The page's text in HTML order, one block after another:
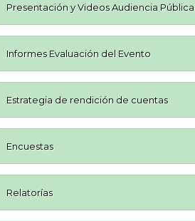
Presentación y Videos Audiencia Pública
Informes Evaluación del Evento
Estrategia de rendición de cuentas
Encuestas
Relatorías